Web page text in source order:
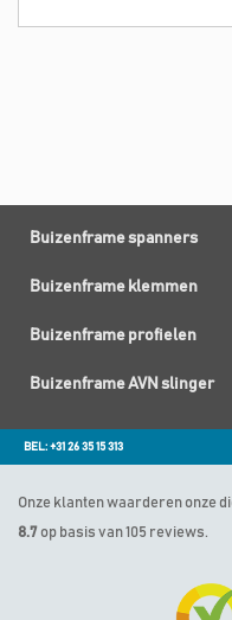
Buizenframe spanners
Buizenframe klemmen
Buizenframe profielen
Buizenframe AVN slinger
BEL: +31 26 35 15 313
Onze klanten waarderen onze
8.7 op basis van 105 reviews.